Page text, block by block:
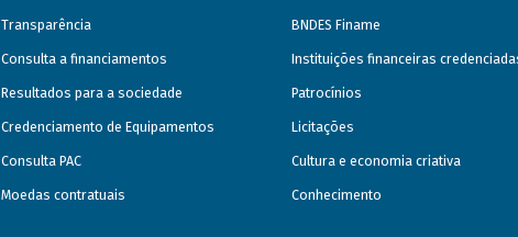
Transparência
Consulta a financiamentos
Resultados para a sociedade
Credenciamento de Equipamentos
Consulta PAC
Moedas contratuais
BNDES Finame
Instituições financeiras
Patrocínios
Licitações
Cultura e economia criativa
Conhecimento